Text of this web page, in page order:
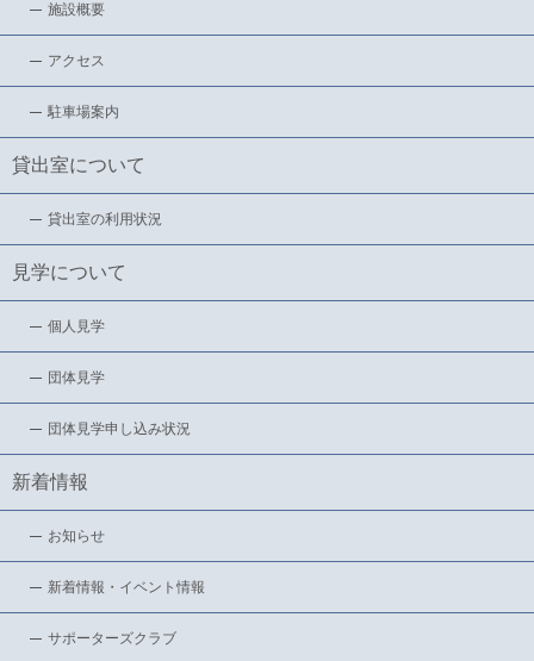
施設概要
アクセス
駐車場案内
貸出室について
貸出室の利用状況
見学について
個人見学
団体見学
団体見学申し込み状況
新着情報
お知らせ
新着情報・イベント情報
サポーターズクラブ